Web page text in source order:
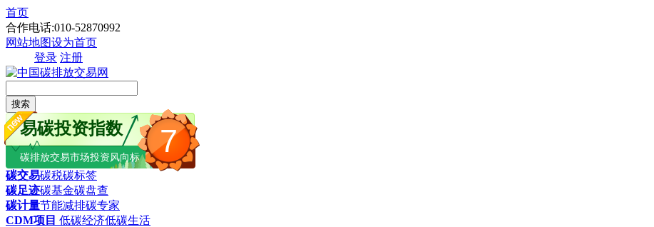
首页
合作电话:010-52870992
网站地图设为首页
登录 注册
搜索
7
易碳投资指数
碳排放交易市场投资风向标
碳交易碳税碳标签
碳足迹碳基金碳盘查
碳计量节能减排碳专家
CDM项目 低碳经济低碳生活